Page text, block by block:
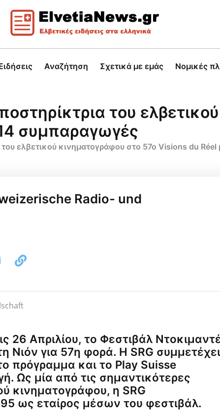
Αναζήτηση Σχετικά με εμάς Νομικές
του
συμπαραγωγές
ελβετικού κινηματογράφου στο 57ο Visions du
Radio- und
26 Απριλίου, το Φεστιβάλ
Νιόν για 57η φορά. Η SRG συμμετέχει
πρόγραμμα και το Play Suisse
Ως μία από τις σημαντικότερες
κινηματογράφου, η SRG
ως εταίρος μέσων του φεστιβάλ.